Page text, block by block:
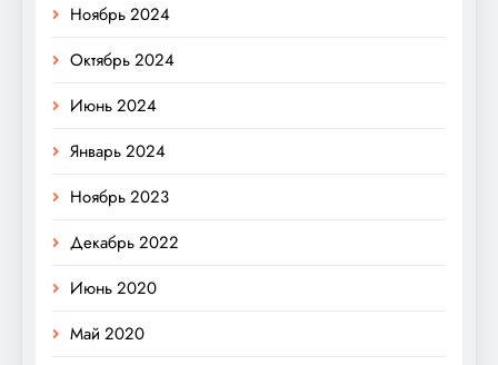
Ноябрь 2024
Октябрь 2024
Июнь 2024
Январь 2024
Ноябрь 2023
Декабрь 2022
Июнь 2020
Май 2020